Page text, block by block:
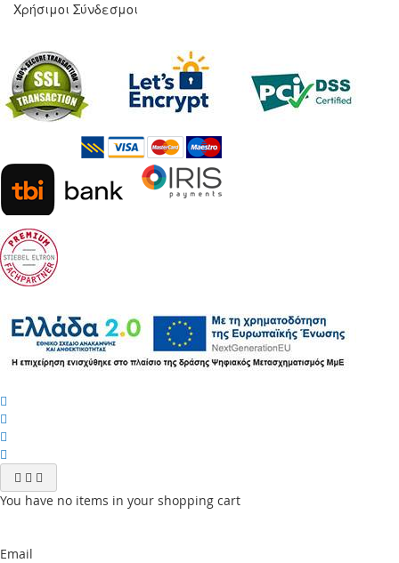
Χρήσιμοι Σύνδεσμοι
You have no items in your shopping cart
Email